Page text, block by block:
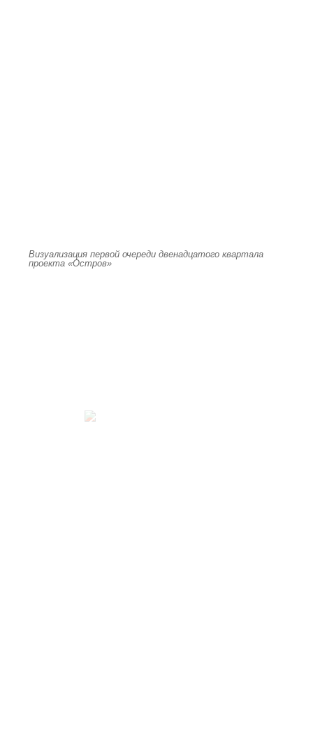
Визуализация первой очереди двенадцатого квартала
проекта «Остров»